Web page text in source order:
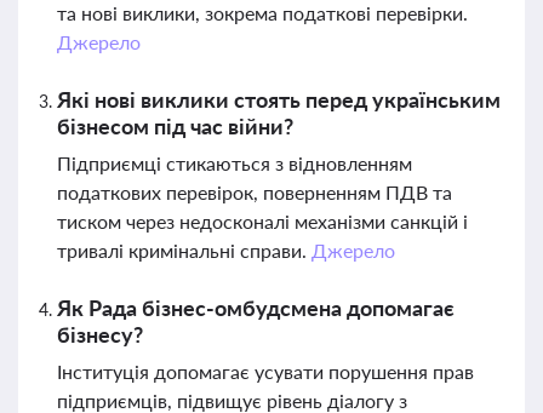
та нові виклики, зокрема податкові перевірки.
Джерело
Які нові виклики стоять перед українським
бізнесом під час війни?
Підприємці стикаються з відновленням
податкових перевірок, поверненням ПДВ та
тиском через недосконалі механізми санкцій і
тривалі кримінальні справи. Джерело
Як Рада бізнес-омбудсмена допомагає
бізнесу?
Інституція допомагає усувати порушення прав
підприємців, підвищує рівень діалогу з